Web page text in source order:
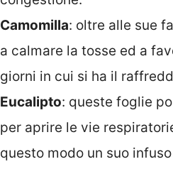
Camomilla: oltre alle sue
a calmare la tosse ed a
giorni in cui si ha il
Eucalipto: queste foglie
per aprire le vie
questo modo un suo